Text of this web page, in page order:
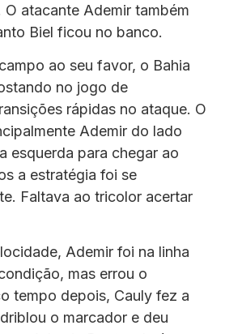
atacante Ademir também
Biel ficou no banco.
ao seu favor, o Bahia
no jogo de
rápidas no ataque. O
Ademir do lado
esquerda para chegar ao
a estratégia foi se
Faltava ao tricolor acertar
Ademir foi na linha
mas errou o
tempo depois, Cauly fez a
o marcador e deu